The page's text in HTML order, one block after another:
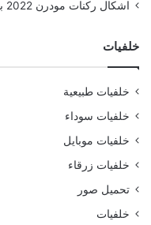
اشكال ركنات مودرن 2022 بتصميمات رائعة
خلفيات
خلفيات طبيعية
خلفيات سوداء
خلفيات موبايل
خلفيات زرقاء
تحميل صور
خلفيات